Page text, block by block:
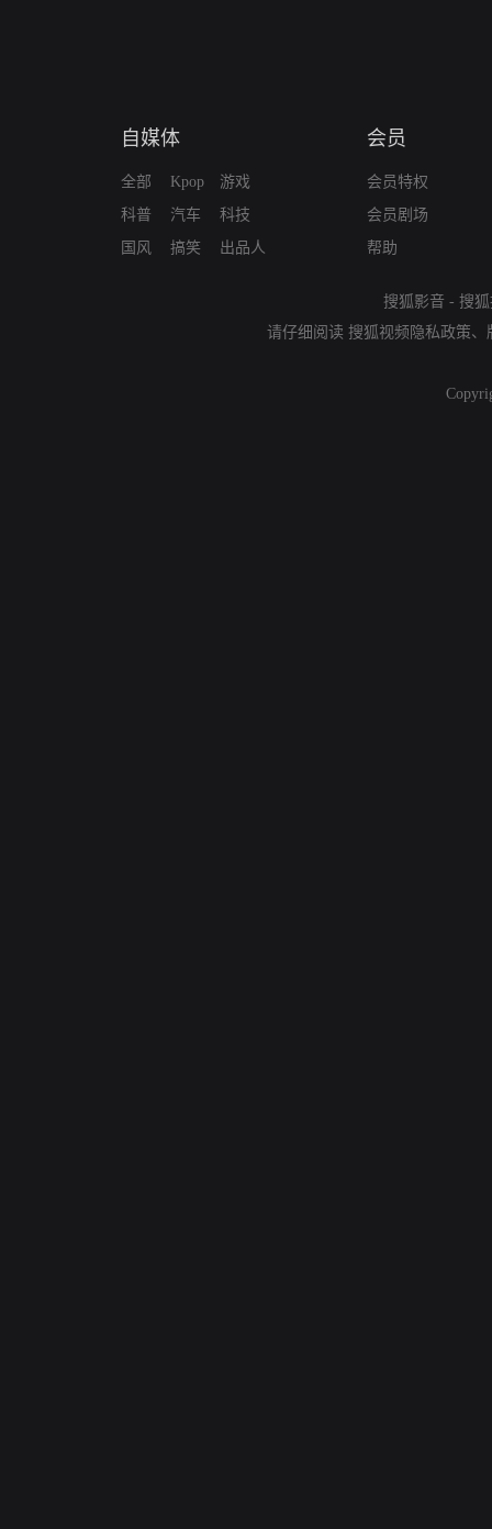
自媒体
全部
科普
国风
Kpop
汽车
搞笑
游戏
科技
出品人
会员
会员特权
会员剧场
帮助
搜狐影音 - 搜
请仔细阅读 搜狐视频隐私政策、